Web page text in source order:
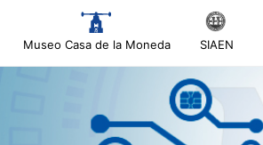
Museo Casa de la Moneda SIAEN